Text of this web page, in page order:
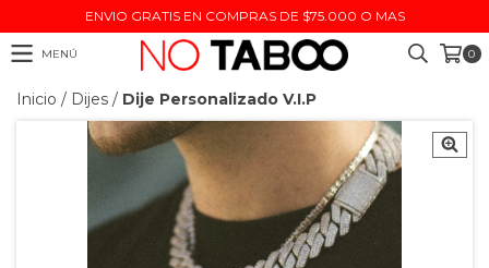
ENVIO GRATIS EN COMPRAS DE $75.000 O MAS
MENÚ 0
Inicio / Dijes / Dije Personalizado V.I.P